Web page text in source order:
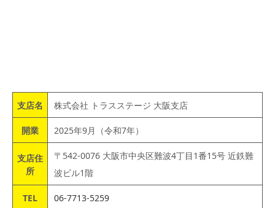
支店名 株式会社 トラスステージ 大阪支店
開業 2025年9月（令和7年）
支店住
所
〒542-0076 大阪市中央区難波4丁目1番15号 近鉄難
波ビル1階
TEL 06-7713-5259